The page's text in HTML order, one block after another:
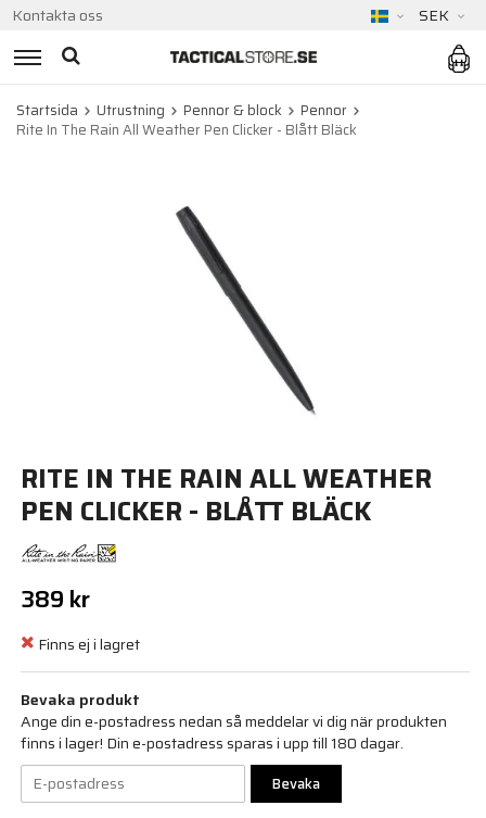
Kontakta oss SEK
Startsida Utrustning Pennor & block
Pennor
Rite In The Rain All Weather Pen Clicker - Blått Bläck
RITE IN THE RAIN ALL WEATHER
PEN CLICKER - BLÅTT BLÄCK
389 kr
Finns ej i lagret
Bevaka produkt
Ange din e-postadress nedan så meddelar vi dig när produkten
finns i lager! Din e-postadress sparas i upp till 180 dagar.
Bevaka